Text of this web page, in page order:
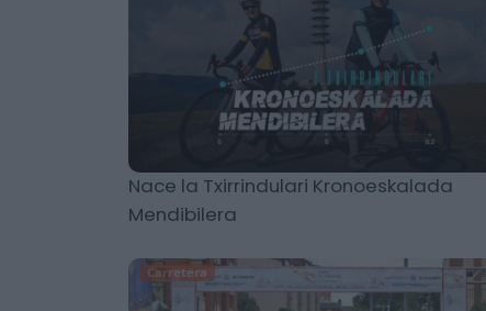
Nace la Txirrindulari Kronoeskalada
Mendibilera
Carretera